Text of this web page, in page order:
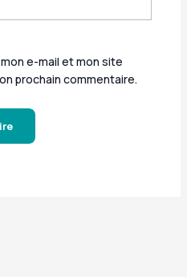
e-mail et mon site
prochain commentaire.